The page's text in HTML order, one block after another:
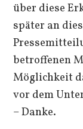
über diese
später an
betroffenen
Möglichkeit
vor dem
– Danke.